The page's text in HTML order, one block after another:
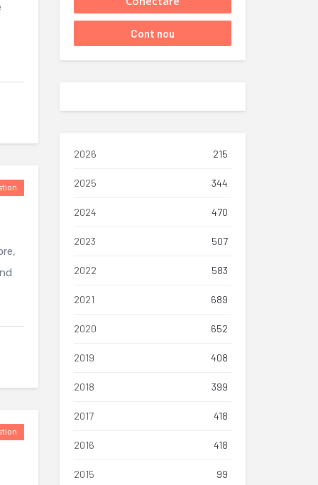
2026 215
2025 344
2024 470
2023 507
2022 583
2021 689
2020 652
2019 408
2018 399
2017 418
2016 418
2015 99